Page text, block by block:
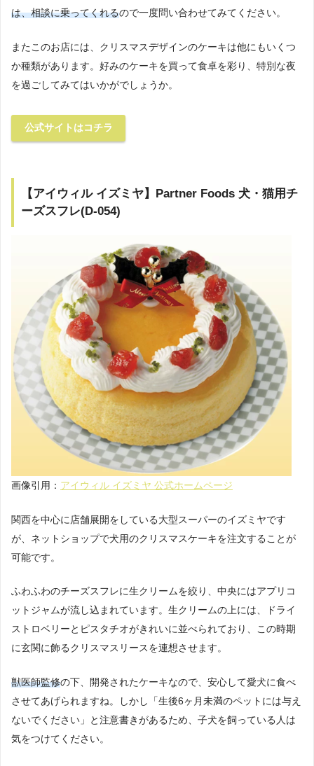
は、相談に乗ってくれるので一度問い合わせてみてください。
またこのお店には、クリスマスデザインのケーキは他にもいくつ
か種類があります。好みのケーキを買って食卓を彩り、特別な夜
を過ごしてみてはいかがでしょうか。
公式サイトはコチラ
【アイウィル イズミヤ】Partner Foods 犬・猫用チ
ーズスフレ(D-054)
画像引用： アイウィル イズミヤ 公式ホームページ
関西を中心に店舗展開をしている大型スーパーのイズミヤです
が、ネットショップで犬用のクリスマスケーキを注文することが
可能です。
ふわふわのチーズスフレに生クリームを絞り、中央にはアプリコ
ットジャムが流し込まれています。生クリームの上には、ドライ
ストロベリーとピスタチオがきれいに並べられており、この時期
に玄関に飾るクリスマスリースを連想させます。
獣医師監修の下、開発されたケーキなので、安心して愛犬に食べ
させてあげられますね。しかし「生後6ヶ月未満のペットには与え
ないでください」と注意書きがあるため、子犬を飼っている人は
気をつけてください。